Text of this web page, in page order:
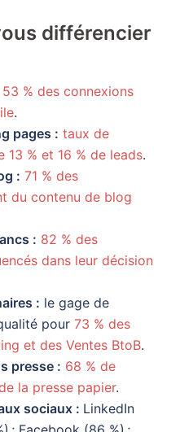
différencier
53 % des connexions
.
pages : taux de
13 % et 16 % de leads.
: 71 % des
du contenu de blog
: 82 % des
dans leur décision
: le gage de
pour 73 % des
et des Ventes BtoB.
presse : 68 % de
la presse papier.
sociaux : LinkedIn